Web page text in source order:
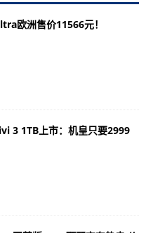
欧洲售价11566元！
3 1TB上市：机皇只要2999